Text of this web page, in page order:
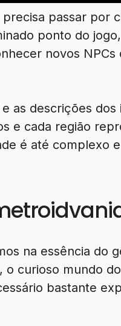
passar por
ponto do
novos NPCs
as descrições
e cada região
é até complexo
na essência do
curioso mundo
bastante